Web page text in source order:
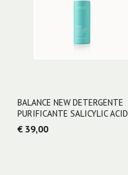
BALANCE NEW DETERGENTE
PURIFICANTE SALICYLIC ACID
€ 39,00